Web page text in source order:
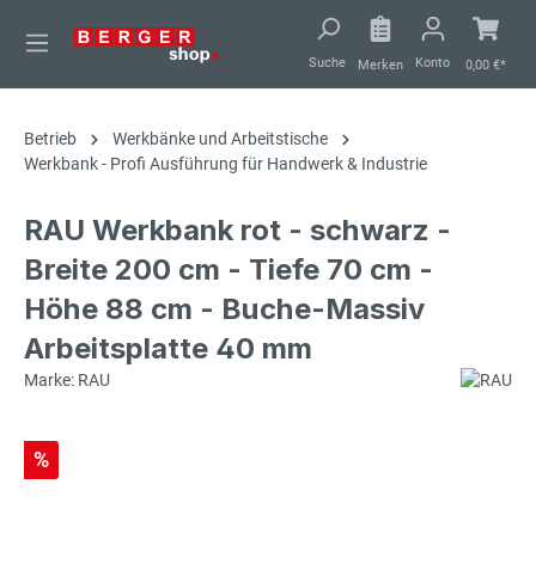
springen
Suche Merken Konto 0,00 €*
Betrieb
Werkbänke und Arbeitstische
Werkbank - Profi Ausführung für Handwerk & Industrie
RAU Werkbank rot - schwarz -
Breite 200 cm - Tiefe 70 cm -
Höhe 88 cm - Buche-Massiv
Arbeitsplatte 40 mm
Marke: RAU
%